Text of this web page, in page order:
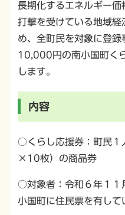
長期化するエネルギー価
打撃を受けている地域
め、全町民を対象に登録
10,000円の南小国町く
します。
内容
○くらし応援券：町民
×10枚）の商品券
○対象者：令和６年１１
小国町に住民票を有して